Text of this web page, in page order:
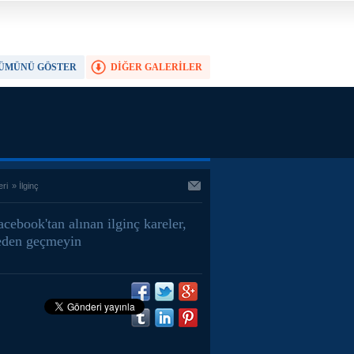
DİĞER GALERİLER
GÖSTER
» İlginç
alınan ilginç kareler,
geçmeyin